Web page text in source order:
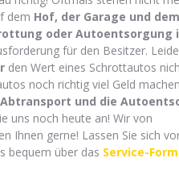
dem Hof, der Garage und dem
oder Autoentsorgung
für den Besitzer.
den Wert eines Schrottautos
noch richtig viel Geld
und die
uns noch heute an! Wir von
Ihnen gerne! Lassen Sie sich
bequem über das Service-